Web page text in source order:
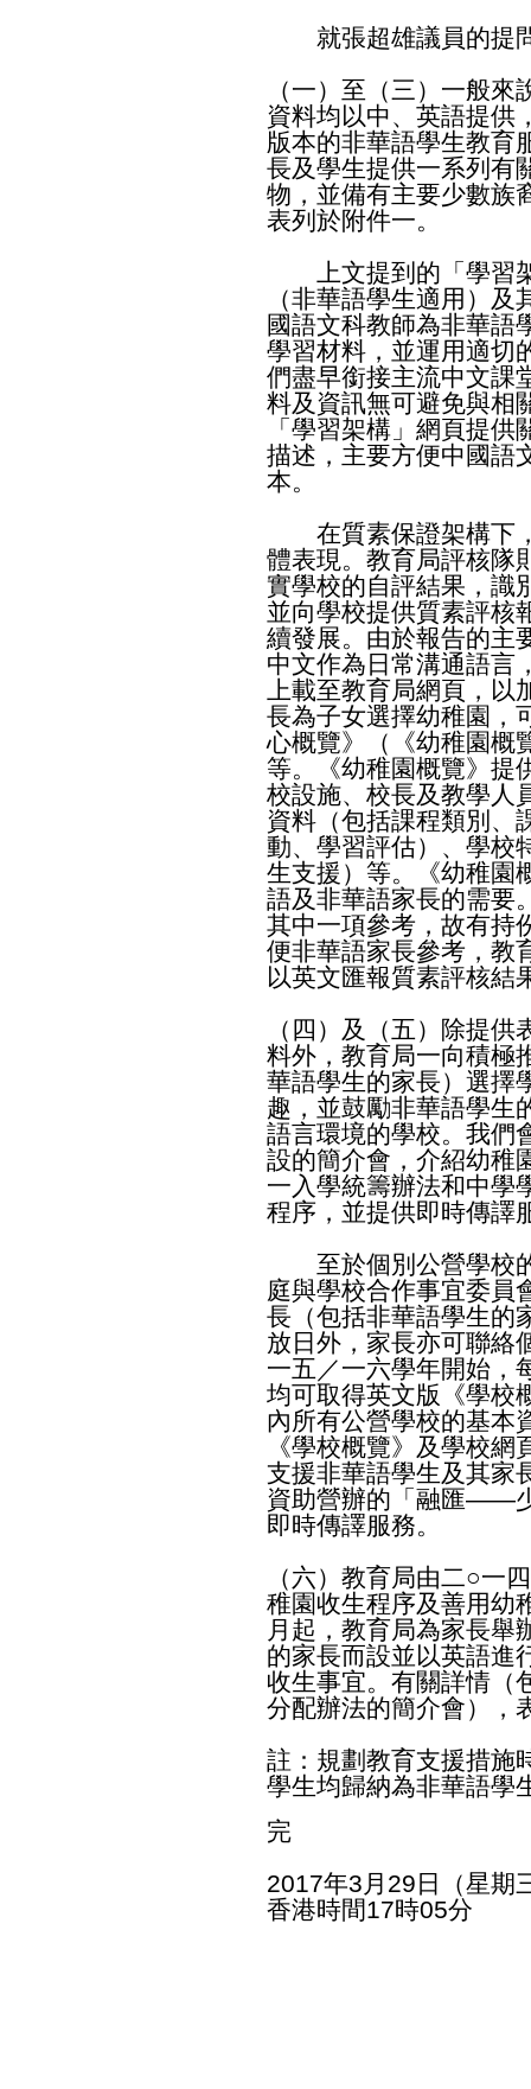
就張超雄議員的提
（一）至（三）一般
資料均以中、英語提供
版本的非華語學生教育
長及學生提供一系列有
物，並備有主要少數族
表列於附件一。
上文提到的「學習架
（非華語學生適用）
國語文科教師為非華語
學習材料，並運用適切
們盡早銜接主流中文課
料及資訊無可避免與相
「學習架構」網頁提
描述，主要方便中國語
本。
在質素保證架構下，
體表現。教育局評核隊
實學校的自評結果，識
並向學校提供質素評核
續發展。由於報告的主
中文作為日常溝通語言
上載至教育局網頁，
長為子女選擇幼稚園，
心概覽》（《幼稚園概
等。《幼稚園概覽》提
校設施、校長及教學人
資料（包括課程類別、
動、學習評估）、學校
生支援）等。《幼稚園
語及非華語家長的需要
其中一項參考，故有持
便非華語家長參考，教
以英文匯報質素評核結
（四）及（五）除提
料外，教育局一向積極
華語學生的家長）選擇
趣，並鼓勵非華語學生
語言環境的學校。我們
設的簡介會，介紹幼稚
一入學統籌辦法和中學
程序，並提供即時傳譯
至於個別公營學校的
庭與學校合作事宜委員
長（包括非華語學生的
放日外，家長亦可聯絡
一五／一六學年開始，
均可取得英文版《學校
內所有公營學校的基本
《學校概覽》及學校
支援非華語學生及其家
資助營辦的「融匯——
即時傳譯服務。
（六）教育局由二○一
稚園收生程序及善用幼
月起，教育局為家長舉
的家長而設並以英語進
收生事宜。有關詳情（
分配辦法的簡介會），
註：規劃教育支援措施
學生均歸納為非華語學
完
2017年3月29日（星期
香港時間17時05分